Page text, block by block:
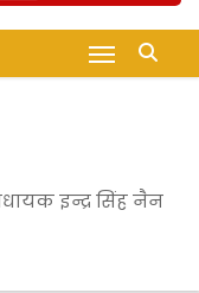
इन्द्र सिंह नैन